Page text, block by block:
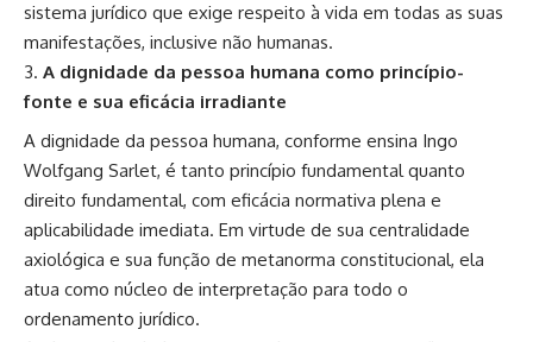
sistema jurídico que exige respeito à vida em todas as suas
manifestações, inclusive não humanas.
A dignidade da pessoa humana como princípio-
fonte e sua eficácia irradiante
A dignidade da pessoa humana, conforme ensina Ingo
Wolfgang Sarlet, é tanto princípio fundamental quanto
direito fundamental, com eficácia normativa plena e
aplicabilidade imediata. Em virtude de sua centralidade
axiológica e sua função de metanorma constitucional, ela
atua como núcleo de interpretação para todo o
ordenamento jurídico.